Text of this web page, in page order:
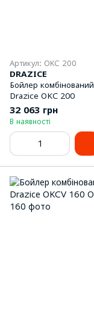
Артикул: OKC 200
DRAZICE
Бойлер комбінований
Drazice OKC 200
32 063 грн
В наявності